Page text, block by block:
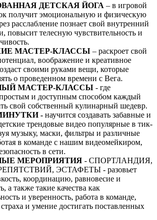
ДЕТСКАЯ ЙОГА – в игровой
получит эмоциональную и физическую
расслабление познает свой внутренний
повысит телесную чувствительность и
МАСТЕР-КЛАССЫ – раскроет свой
воображение и креативное
своими руками вещи, которые
о проведенном времени с Вега.
МАСТЕР-КЛАССЫ - где
и доступным способом каждый
свой собственный кулинарный шедевр.
- научится создавать забавные и
трендовые видео популярные в тик-
музыку, маски, фильтры и различные
в команде с нашим видеомейкиром,
в сети.
МЕРОПРИЯТИЯ - СПОРТЛАНДИЯ,
ЭСТАФЕТЫ - разовьет
координацию, равновесие и
а также такие качества как
и уверенность, работа в команде,
и умение достигать поставленных